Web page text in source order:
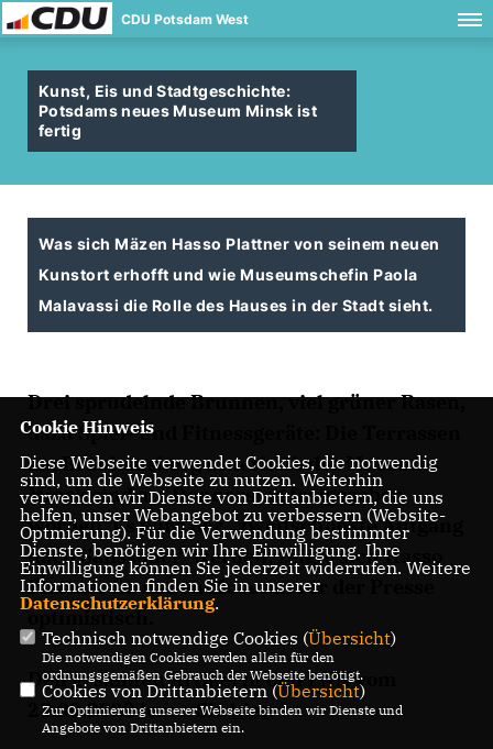
CDU Potsdam West
Kunst, Eis und Stadtgeschichte:
Potsdams neues Museum Minsk ist
fertig
Was sich Mäzen Hasso Plattner von seinem neuen
Kunstort erhofft und wie Museumschefin Paola
Malavassi die Rolle des Hauses in der Stadt sieht.
Drei sprudelnde Brunnen, viel grüner Rasen,
dazu Spiel- und Fitnessgeräte: Die Terrassen
am Brauhausberg unterhalb des Museums
Minsk sind am Donnerstag freigegeben
worden. Es wird der „zweitschönste Aufgang
nach Sanssouci“ werden, zeigte sich Hasso
Plattner im neuen Museum vor der Presse
optimistisch.
Den gesamten Artikel in den PNN vom
23.09.2022 lesen Siehier.
Cookie Hinweis
Diese Webseite verwendet Cookies, die notwendig
sind, um die Webseite zu nutzen. Weiterhin
verwenden wir Dienste von Drittanbietern, die uns
helfen, unser Webangebot zu verbessern (Website-
Optmierung). Für die Verwendung bestimmter
Dienste, benötigen wir Ihre Einwilligung. Ihre
Einwilligung können Sie jederzeit widerrufen. Weitere
Informationen finden Sie in unserer
Datenschutzerklärung.
Technisch notwendige Cookies (Übersicht)
Die notwendigen Cookies werden allein für den
ordnungsgemäßen Gebrauch der Webseite benötigt.
Cookies von Drittanbietern (Übersicht)
Zur Optimierung unserer Webseite binden wir Dienste und
Angebote von Drittanbietern ein.